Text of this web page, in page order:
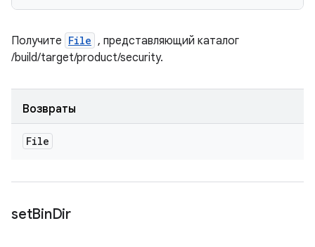
Получите File , представляющий каталог
/build/target/product/security.
Возвраты
File
setBinDir